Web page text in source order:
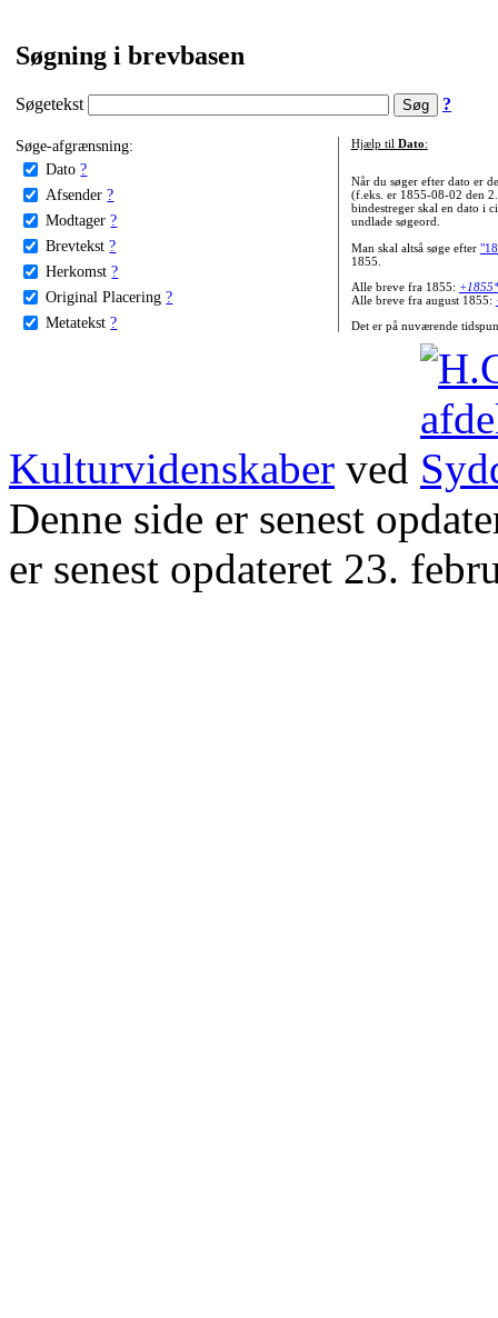
Søgning i brevbasen
Søgetekst ?
Søge-afgrænsning:
Dato ?
Afsender ?
Modtager ?
Brevtekst ?
Herkomst ?
Original Placering ?
Metatekst ?
Hjælp til Dato:
Når du søger efter dato er
(f.eks. er 1855-08-02 den
bindestreger skal en dato i
undlade søgeord.
Man skal altså søge efter
1855.
Alle breve fra 1855:
Alle breve fra august 1855:
Det er på nuværende
Kulturvidenskaber ved
Denne side er senest
er senest opdateret 23.